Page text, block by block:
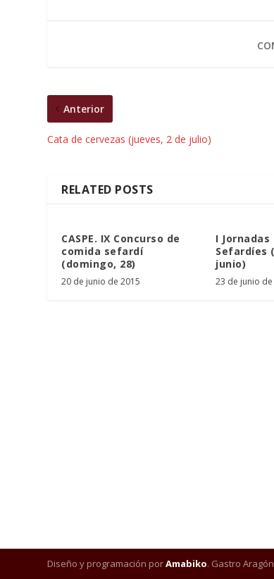
Anterior
Cata de cervezas (jueves, 2 de julio)
RELATED POSTS
CASPE. IX Concurso de
comida sefardí
(domingo, 28)
20 de junio de 2015
I
Sefardíes
junio)
23 de junio de
Diseño y programación porAmabiko. Gastro